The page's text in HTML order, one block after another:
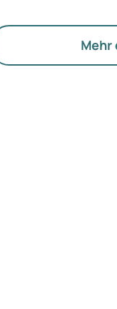
Gewicht auf
die Funktion derMehr